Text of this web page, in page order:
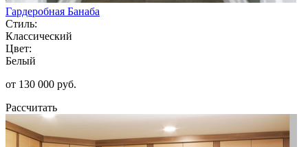
Гардеробная Банаба
Стиль:
Классический
Цвет:
Белый
от 130 000 руб.
Рассчитать